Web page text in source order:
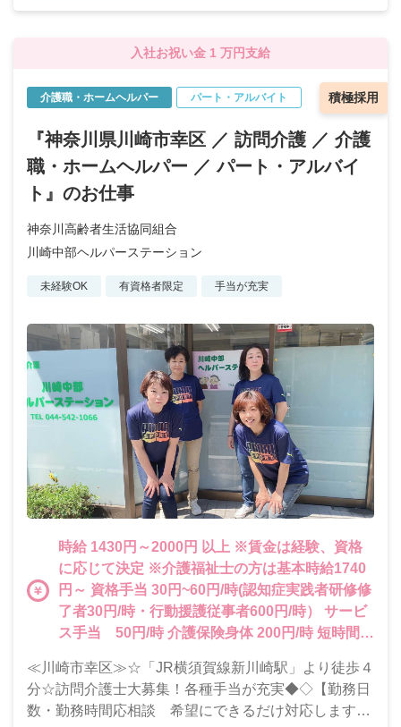
入社お祝い金 1 万円支給
積極採用
介護職・ホームヘルパー パート・アルバイト
『神奈川県川崎市幸区 ／ 訪問介護 ／ 介護
職・ホームヘルパー ／ パート・アルバイ
ト』のお仕事
神奈川高齢者生活協同組合
川崎中部ヘルパーステーション
未経験OK 有資格者限定 手当が充実
時給 1430円～2000円 以上 ※賃金は経験、資格
に応じて決定 ※介護福祉士の方は基本時給1740
円～ 資格手当 30円~60円/時(認知症実践者研修修
了者30円/時・行動援護従事者600円/時） サービ
ス手当 50円/時 介護保険身体 200円/時 短時間介
時 障害生活 50円/時 行動援護 250円/時
同行援護 250円/時 重度訪問 250円/時
時間帯手当 5:00~8:00は250円/時 8時~9時は
≪川崎市幸区≫☆「JR横須賀線新川崎駅」より徒歩４
分☆訪問介護士大募集！各種手当が充実◆◇【勤務日
数・勤務時間応相談 希望にできるだけ対応します】